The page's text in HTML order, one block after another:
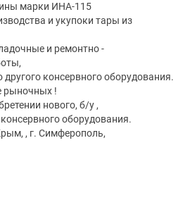
марки ИНА-115
и укупоки тары из
и ремонтно -
консервного оборудования.
рыночных !
нового, б/у ,
оборудования.
, г. Симферополь,